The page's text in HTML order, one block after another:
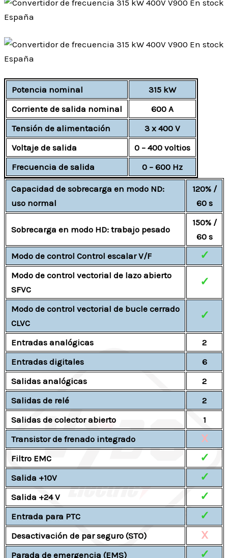
Potencia nominal
315 kW
Corriente de salida nominal
600 A
Tensión de alimentación
3 x 400 V
Voltaje de salida
0 – 400 voltios
Frecuencia de salida
0 – 600 Hz
Capacidad de sobrecarga en modo ND:
uso normal
120% /
60 s
Sobrecarga en modo HD: trabajo pesado
150% /
60 s
Modo de control Control escalar V/F
✓
Modo de control vectorial de lazo abierto
SFVC
✓
Modo de control vectorial de bucle cerrado
CLVC
✓
Entradas analógicas
2
Entradas digitales
6
Salidas analógicas
2
Salidas de relé
2
Salidas de colector abierto
1
Transistor de frenado integrado
X
Filtro EMC ✓
Salida +10V ✓
Salida +24 V ✓
Entrada para PTC ✓
Desactivación de par seguro (STO) X
Parada de emergencia (EMS) ✓